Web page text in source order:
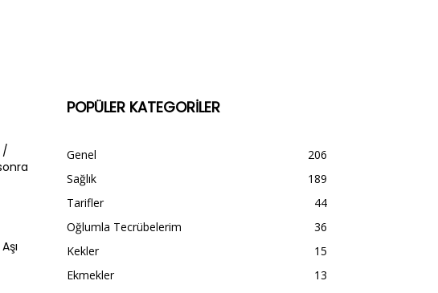
/
POPÜLER KATEGORİLER
Genel
206
Sağlık
189
Tarifler
44
Oğlumla Tecrübelerim
36
Kekler
15
Ekmekler
13